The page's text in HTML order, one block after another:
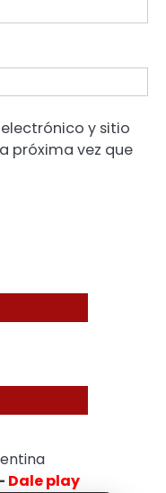
y sitio
próxima vez que
Dale play